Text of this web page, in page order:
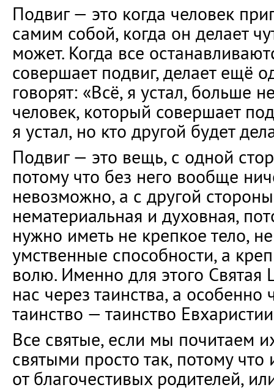
Подвиг — это когда человек
самим собой, когда он делает
может. Когда все
совершает подвиг, делает ещё
говорят: «Всё, я устал, больше
человек, который совершает
я устал, но кто другой будет
Подвиг — это вещь, с одной
потому что без него вообще
невозможно, а с другой
нематериальная и духовная,
нужно иметь не крепкое тело,
умственные способности, а
волю. Именно для этого Святая
нас через таинства, а особенно
таинство — таинство
Все святые, если мы почитаем
святыми просто так, потому
от благочестивых родителей,